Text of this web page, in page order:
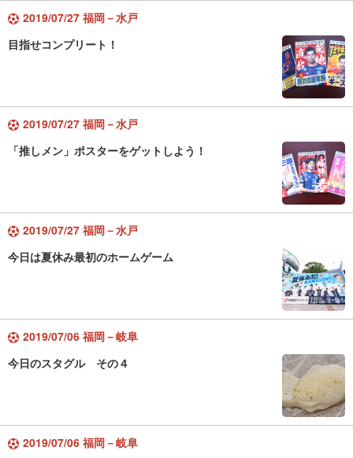
2019/07/27 福岡－水戸
目指せコンプリート！
2019/07/27 福岡－水戸
「推しメン」ポスターをゲットしよう！
2019/07/27 福岡－水戸
今日は夏休み最初のホームゲーム
2019/07/06 福岡－岐阜
今日のスタグル その４
2019/07/06 福岡－岐阜